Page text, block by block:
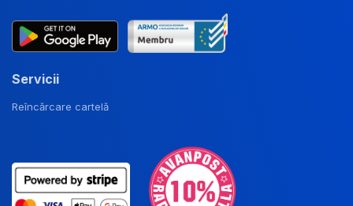
Servicii
Reîncărcare cartelă